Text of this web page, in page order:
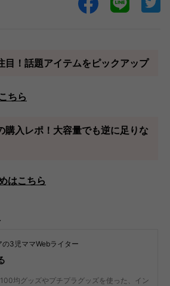
目！話題アイテムをピックアップ
ちら
購入レポ！大容量でも逆に足りな
はこちら
3児ママWebライター
均グッズやプチプラグッズを使った、イン